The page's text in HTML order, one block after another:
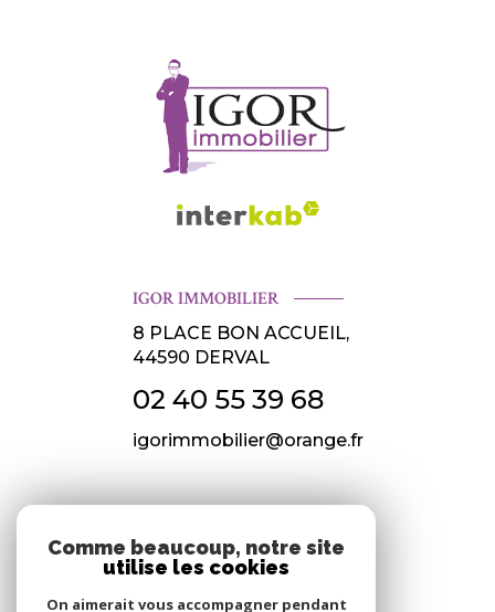
IGOR IMMOBILIER
8 PLACE BON ACCUEIL,
44590 DERVAL
02 40 55 39 68
igorimmobilier@orange.fr
Nous suivre
Comme beaucoup, notre site
utilise les cookies
On aimerait vous accompagner pendant